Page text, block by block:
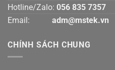
Hotline/Zalo: 056 835 7357
Email:
adm@mstek.vn
CHÍNH SÁCH CHUNG